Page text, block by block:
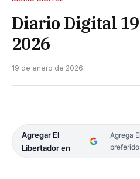
Diario Digital
2026
19 de enero de 2026
Agregar El
Libertador en
Agrega